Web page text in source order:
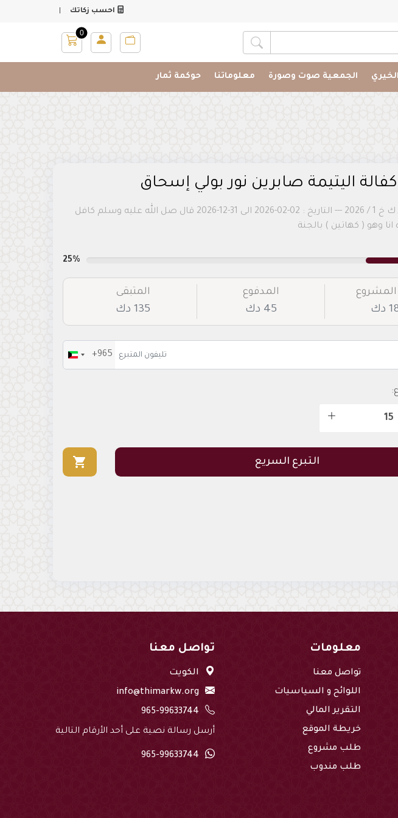
احسب زكاتك
البحث عن المشروعات
0
الجمعية صوت وصورة معلوماتنا حوكمة ثمار
اليتيمة صابرين نور بولي إسحاق
الترخيص: ج73 / ك خ 1 / 2026 --- التاريخ : 02-02-2026 الى 31-12-2026 قال صل الله عليه وسلم كافل
انا وهو ( كهاتين ) بالجنة
25%
دك
المدفوع
45 دك
المتبقى
135 دك
Kuwait+965
التبرع السريع shopping_cart
معلومات
تواصل معنا
اللوائح و السياسيات
التقرير المالي
خريطة الموقع
طلب مشروع
طلب مندوب
تواصل معنا
الكويت
info@thimarkw.org
965-99633744
أرسل رسالة نصية على أحد الأرقام التالية
965-99633744